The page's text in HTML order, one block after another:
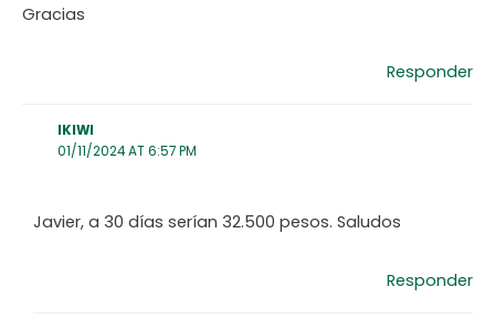
Gracias
Responder
IKIWI
01/11/2024 AT 6:57 PM
Javier, a 30 días serían 32.500 pesos. Saludos
Responder